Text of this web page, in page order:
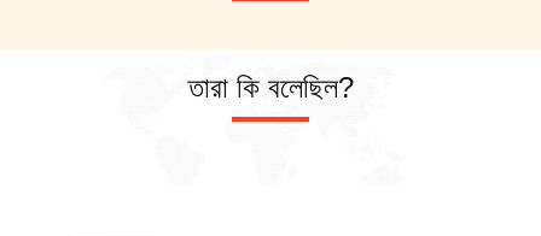
তারা কি বলেছিল?